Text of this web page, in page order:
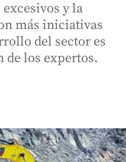
y la
más iniciativas
del sector es
de los expertos.